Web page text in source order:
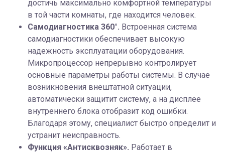
достичь максимально комфортной температуры
в той части комнаты, где находится человек.
Cамодиагностика 360°. Встроенная система
самодиагностики обеспечивает высокую
надежность эксплуатации оборудования.
Микропроцессор непрерывно контролирует
основные параметры работы системы. В случае
возникновения внештатной ситуации,
автоматически защитит систему, а на дисплее
внутреннего блока отобразит код ошибки.
Благодаря этому, специалист быстро определит и
устранит неисправность.
Функция «Антисквозняк». Работает в